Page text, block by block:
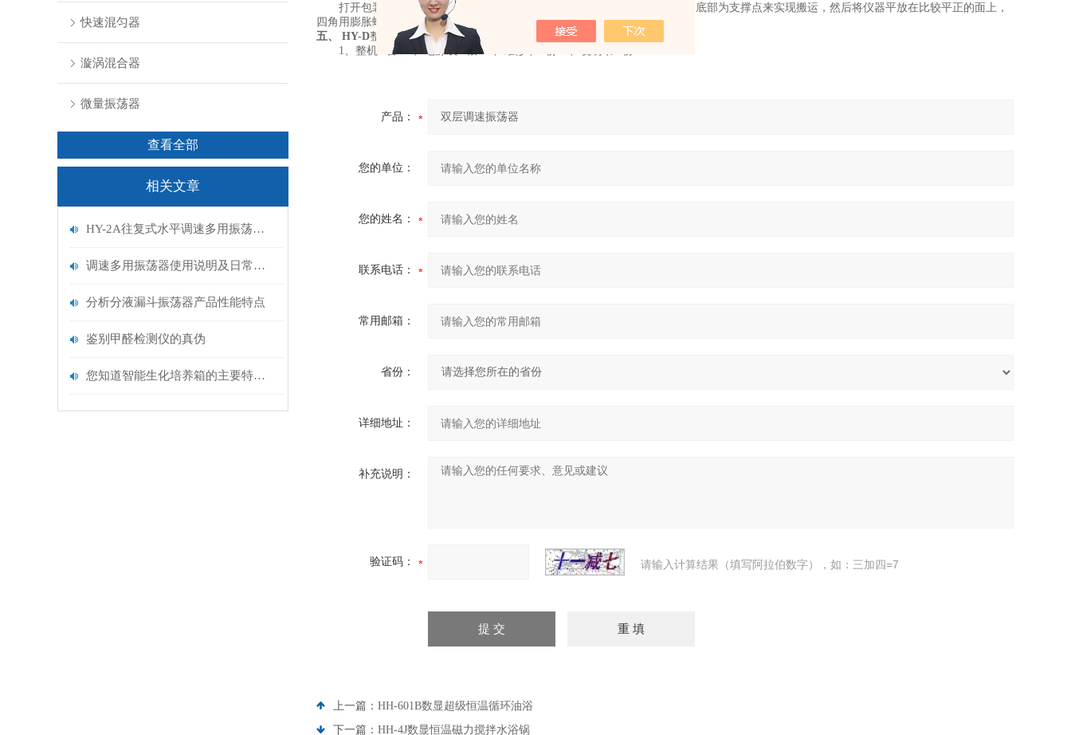
快速混匀器
漩涡混合器
微量振荡器
查看全部
相关文章
HY-2A往复式水平调速多用振荡器使用说明书
调速多用振荡器使用说明及日常维务保养
分析分液漏斗振荡器产品性能特点
鉴别甲醛检测仪的真伪
您知道智能生化培养箱的主要特点有哪些吗？
打开包装箱将仪器取出，取时千万不能以托盘为支撑点，一定要以仪器的底部为支撑点来实现搬运，然后将仪器平放在比较平正的面上，
四角用膨胀螺钉加以固定，上好四根支撑托盘上的支杆，锁紧上托盘螺钉。
五、 HY-D整机清单
1、整机 1台 2、电源线 1根 3、维修卡 1份 4、说明书 1份
产品：
您的单位：
您的姓名：
联系电话：
常用邮箱：
省份：
详细地址：
补充说明：
验证码： 请输入计算结果（填写阿拉伯数字），如：三加四=7
上一篇： HH-601B数显超级恒温循环油浴
下一篇： HH-4J数显恒温磁力搅拌水浴锅